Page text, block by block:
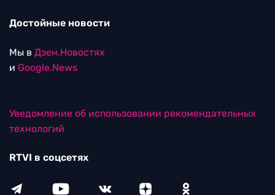
Достойные новости
Мы в Дзен.Новостях
и Google.News
Уведомление об использовании рекомендательных
технологий
RTVI в соцсетях